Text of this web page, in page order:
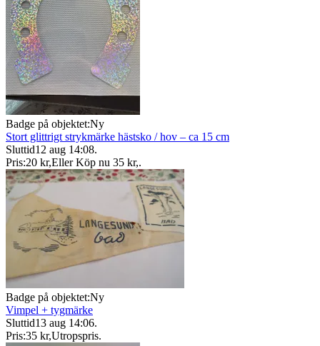
Badge på objektet:Ny
Stort glittrigt strykmärke hästsko / hov – ca 15 cm
Sluttid12 aug 14:08.
Pris:20 kr,Eller Köp nu 35 kr,.
Badge på objektet:Ny
Vimpel + tygmärke
Sluttid13 aug 14:06.
Pris:35 kr,Utropspris.